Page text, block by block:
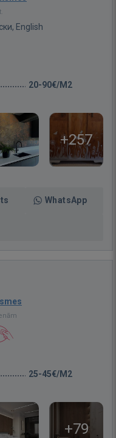
English
20-90€/M2
+257
WhatsApp
25-45€/M2
+79